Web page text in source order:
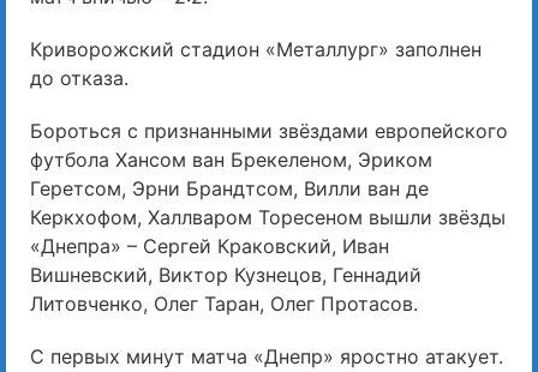
Криворожский стадион «Металлург» заполнен
до отказа.
Бороться с признанными звёздами европейского
футбола Хансом ван Брекеленом, Эриком
Геретсом, Эрни Брандтсом, Вилли ван де
Керкхофом, Халлваром Торесеном вышли звёзды
«Днепра» – Сергей Краковский, Иван
Вишневский, Виктор Кузнецов, Геннадий
Литовченко, Олег Таран, Олег Протасов.
С первых минут матча «Днепр» яростно атакует.